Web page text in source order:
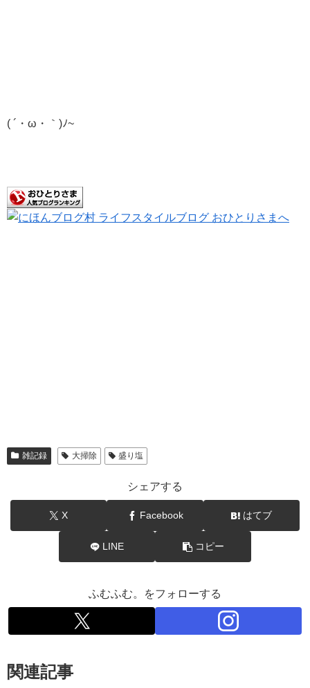
( ´・ω・｀)ﾉ~
雑記録 大掃除 盛り塩
シェアする
X Facebook はてブ
LINE コピー
ふむふむ。をフォローする
関連記事